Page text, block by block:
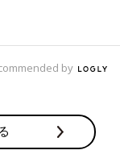
by